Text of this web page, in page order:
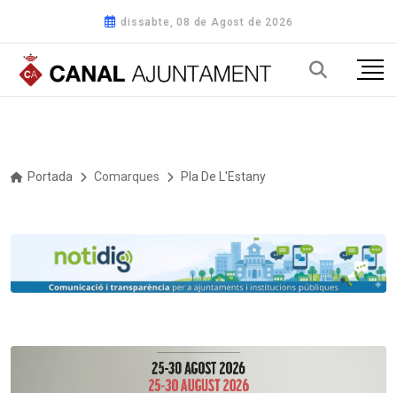
dissabte, 08 de Agost de 2026
Portada Comarques Pla De L'Estany